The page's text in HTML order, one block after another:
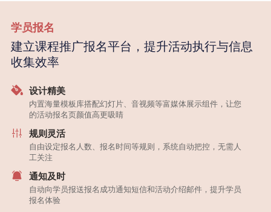
学员报名
建立课程推广报名平台，提升活动执行与信息
收集效率
设计精美
内置海量模板库搭配幻灯片、音视频等富媒体展示组件，让您
的活动报名页颜值高更吸睛
规则灵活
自由设定报名人数、报名时间等规则，系统自动把控，无需人
工关注
通知及时
自动向学员报送报名成功通知短信和活动介绍邮件，提升学员
报名体验